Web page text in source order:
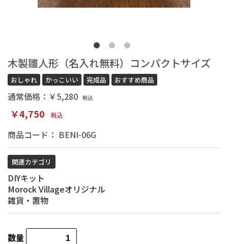
木製雛人形（名入れ無料）コンパクトサイズ
おしゃれ かっこいい 完成品 おすすめ商品
通常価格：￥5,280 税込
￥4,750 税込
商品コード： BENI-06G
関連カテゴリ
DIYキット
Morock Villageオリジナル
雑貨・置物
数量